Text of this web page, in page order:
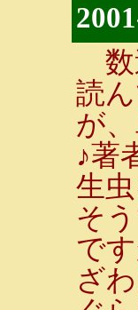
数
読
が
♪著
生
そ
で
ざ